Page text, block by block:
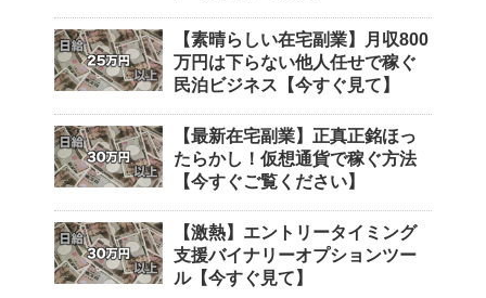
【素晴らしい在宅副業】月収800
万円は下らない他人任せで稼ぐ
民泊ビジネス【今すぐ見て】
【最新在宅副業】正真正銘ほっ
たらかし！仮想通貨で稼ぐ方法
【今すぐご覧ください】
【激熱】エントリータイミング
支援バイナリーオプションツー
ル【今すぐ見て】